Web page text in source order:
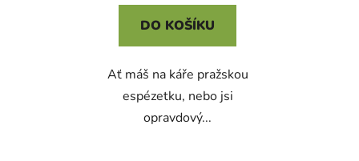
5,0
z
hvězdiček.
DO KOŠÍKU
Ať máš na káře pražskou
espézetku, nebo jsi
opravdový...